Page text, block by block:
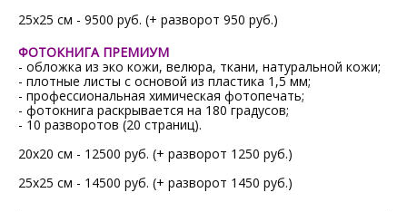
25х25 см - 9500 руб. (+ разворот 950 руб.)
ФОТОКНИГА ПРЕМИУМ
- обложка из эко кожи, велюра, ткани, натуральной кожи;
- плотные листы с основой из пластика 1,5 мм;
- профессиональная химическая фотопечать;
- фотокнига раскрывается на 180 градусов;
- 10 разворотов (20 страниц).
20х20 см - 12500 руб. (+ разворот 1250 руб.)
25х25 см - 14500 руб. (+ разворот 1450 руб.)